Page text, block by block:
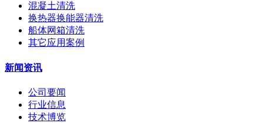
混凝土清洗
换热器换能器清洗
船体网箱清洗
其它应用案例
新闻资讯
公司要闻
行业信息
技术博览